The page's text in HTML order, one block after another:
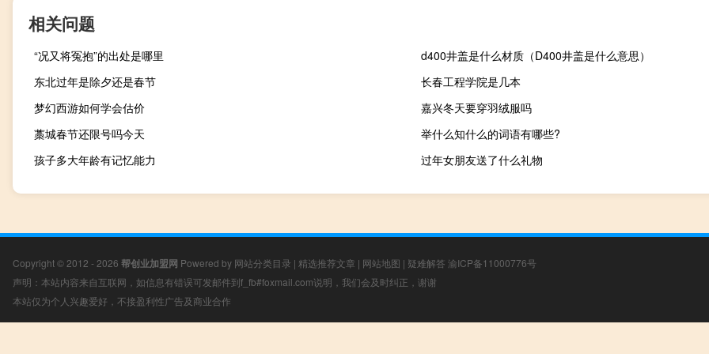
相关问题
“况又将冤抱”的出处是哪里
d400井盖是什么材质（D400井盖是什么意思）
东北过年是除夕还是春节
长春工程学院是几本
梦幻西游如何学会估价
嘉兴冬天要穿羽绒服吗
藁城春节还限号吗今天
举什么知什么的词语有哪些?
孩子多大年龄有记忆能力
过年女朋友送了什么礼物
Copyright © 2012 - 2026 帮创业加盟网 Powered by 网站分类目录 | 精选推荐文章 | 网站地图 | 疑难解答 渝ICP备11000776号
声明：本站内容来自互联网，如信息有错误可发邮件到f_fb#foxmail.com说明，我们会及时纠正，谢谢
本站仅为个人兴趣爱好，不接盈利性广告及商业合作